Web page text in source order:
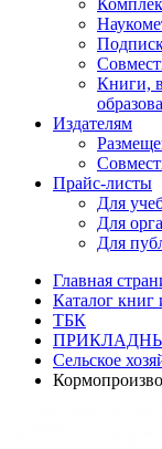
Книги,
Издателям
Прайс-листы
Для
Для
Для
Главная
Каталог книг
ТБК
Сельское